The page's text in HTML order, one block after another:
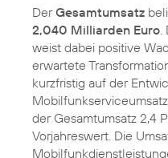
DerGesamtumsatz
2,040 Milliarden Euro
weist dabei positive
erwartete
kurzfristig auf der
der Gesamtumsatz 2,4
Vorjahreswert. Die